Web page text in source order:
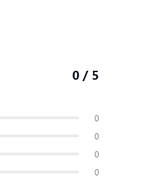
0 / 5
0
0
0
0